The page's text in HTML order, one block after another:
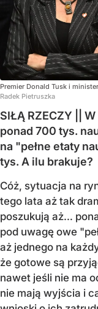
Premier Donald Tusk i
Radek Pietruszka
SIŁĄ RZECZY ||
ponad 700 tys.
na "pełne etaty
tys. A ilu brakuje?
Cóż, sytuacja na
tego lata aż tak
poszukują aż…
pod uwagę owe
aż jednego na
że gotowe są
nawet jeśli nie ma
nie mają wyjścia i